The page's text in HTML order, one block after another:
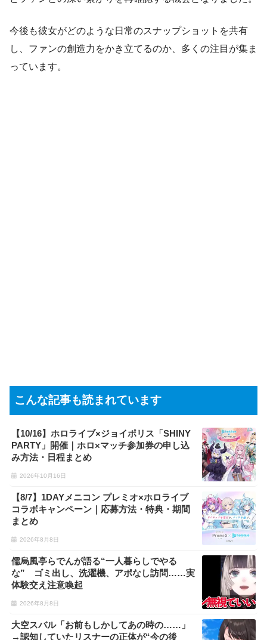
今後も彼女がどのような日常のスナップショットを共有
し、ファンの創造力をかき立てるのか、多くの注目が集ま
っています。
こんな記事も読まれています
2026年10月16日
【10/16】ホロライブ×ジョイポリス「SHINY
PARTY」開催｜ホロ×マッチ参加券の申し込
み方法・日程まとめ
2026年8月8日
【8/7】1DAYメニコン プレミオ×ホロライブ
コラボキャンペーン｜応募方法・特典・期間
まとめ
2026年8月8日
儒烏風亭らでんが語る“一人暮らしでやる
な” ゴミ出し、洗濯機、アポなし訪問……実
体験交え注意喚起
大空スバル「お前もしかしてあの時の……」
→認知していたリスナーの正体が“今の後